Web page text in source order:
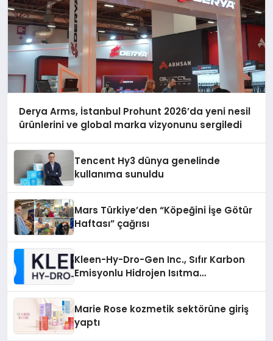
Derya Arms, İstanbul Prohunt 2026’da yeni nesil
ürünlerini ve global marka vizyonunu sergiledi
Tencent Hy3 dünya genelinde
kullanıma sunuldu
Mars Türkiye’den “Köpeğini İşe Götür
Haftası” çağrısı
Kleen-Hy-Dro-Gen Inc., Sıfır Karbon
Emisyonlu Hidrojen Isıtma
Marie Rose kozmetik sektörüne giriş
yaptı